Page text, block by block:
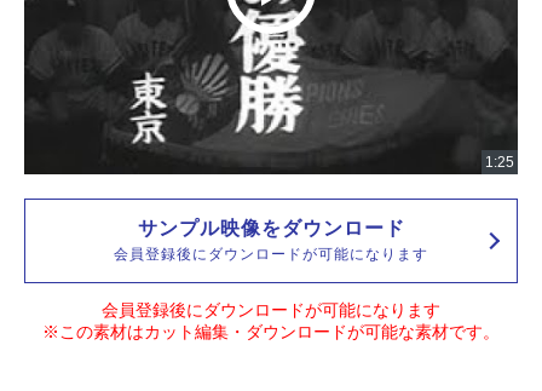
サンプル映像をダウンロード
会員登録後にダウンロードが可能になります
会員登録後にダウンロードが可能になります
※この素材はカット編集・ダウンロードが可能な素材です。